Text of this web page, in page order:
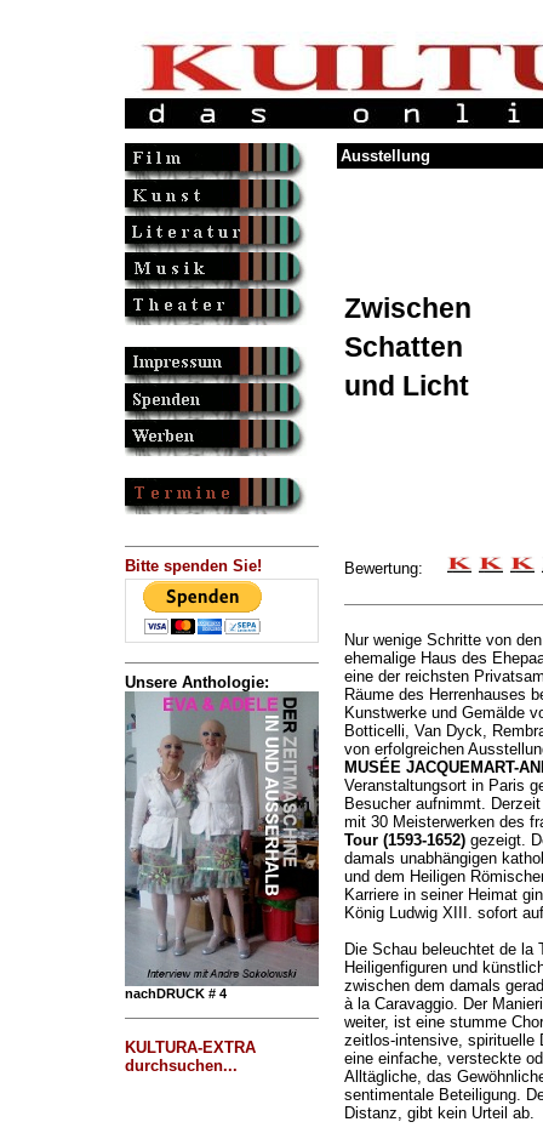
Bitte spenden Sie!
Unsere Anthologie:
nachDRUCK # 4
KULTURA-EXTRA
durchsuchen...
Ausstellung
Zwischen
Schatten
und Licht
Bewertung:
Nur wenige Schritte von
ehemalige Haus des
eine der reichsten
Räume des Herrenhauses
Kunstwerke und Gemälde
Botticelli, Van Dyck,
von erfolgreichen
MUSÉE JACQUEMART-
Veranstaltungsort in Paris
Besucher aufnimmt.
mit 30 Meisterwerken des
Tour (1593-1652)gezeigt.
damals unabhängigen
und dem Heiligen
Karriere in seiner Heimat
König Ludwig XIII. sofort
Die Schau beleuchtet de la
Heiligenfiguren und
zwischen dem damals
à la Caravaggio. Der
weiter, ist eine stumme
zeitlos-intensive, spirituelle
eine einfache, versteckte
Alltägliche, das
sentimentale Beteiligung.
Distanz, gibt kein Urteil ab.